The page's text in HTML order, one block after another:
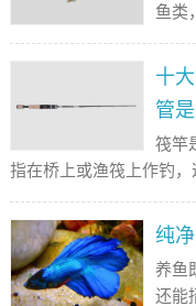
鱼类
十
管
筏竿
指在桥上或渔筏上作钓，
纯
养鱼
还能